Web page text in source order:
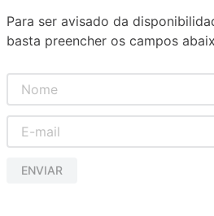
Para ser avisado da
basta preencher os campos
ENVIAR